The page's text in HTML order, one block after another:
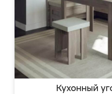
Кухонный